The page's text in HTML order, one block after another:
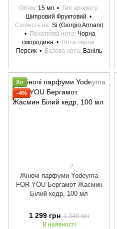
Об'єм 15 мл
Тип аромату
Шипровий Фруктовий
Схожість на Si (Giorgio Armani)
Початкова нота Чорна
смородина
Нота серця
Персик
Базова нота Ваніль
Хіт
−4%
2
Жіночі парфуми Yodeyma
FOR YOU Бергамот Жасмин
Білий кедр, 100 мл
1 299 грн 1 349 грн
В наявності